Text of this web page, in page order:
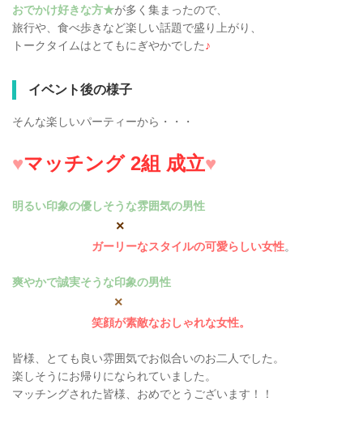
おでかけ好きな方★が多く集まったので、
旅行や、食べ歩きなど楽しい話題で盛り上がり、
トークタイムはとてもにぎやかでした♪
イベント後の様子
そんな楽しいパーティーから・・・
♥マッチング 2組 成立♥
明るい印象の優しそうな雰囲気の男性
×
ガーリーなスタイルの可愛らしい女性。
爽やかで誠実そうな印象の男性
×
笑顔が素敵なおしゃれな女性。
皆様、とても良い雰囲気でお似合いのお二人でした。
楽しそうにお帰りになられていました。
マッチングされた皆様、おめでとうございます！！